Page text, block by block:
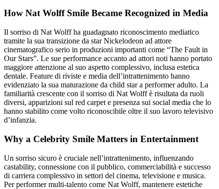
How Nat Wolff Smile Became Recognized in Media
Il sorriso di Nat Wolff ha guadagnato riconoscimento mediatico
tramite la sua transizione da star Nickelodeon ad attore
cinematografico serio in produzioni importanti come “The Fault in
Our Stars”. Le sue performance accanto ad attori noti hanno portato
maggiore attenzione al suo aspetto complessivo, inclusa estetica
dentale. Feature di riviste e media dell’intrattenimento hanno
evidenziato la sua maturazione da child star a performer adulto. La
familiarità crescente con il sorriso di Nat Wolff è risultata da ruoli
diversi, apparizioni sul red carpet e presenza sui social media che lo
hanno stabilito come volto riconoscibile oltre il suo lavoro televisivo
d’infanzia.
Why a Celebrity Smile Matters in Entertainment
Un sorriso sicuro è cruciale nell’intrattenimento, influenzando
castability, connessione con il pubblico, commerciabilità e successo
di carriera complessivo in settori del cinema, televisione e musica.
Per performer multi-talento come Nat Wolff, mantenere estetiche